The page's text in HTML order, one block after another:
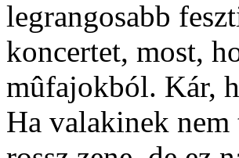
legrangosabb
koncertet, most,
mûfajokból. Kár,
Ha valakinek